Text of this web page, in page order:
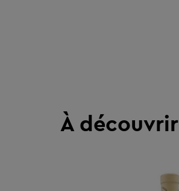
À découvrir